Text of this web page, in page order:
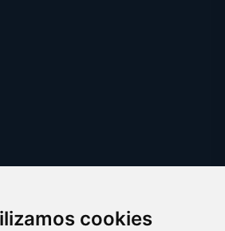
cookies